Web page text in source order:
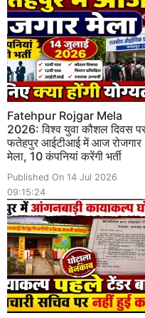
Fatehpur Rojgar Mela
2026: विश्व युवा कौशल दिवस
फतेहपुर आईटीआई में आज रोजगार
मेला, 10 कंपनियां करेंगी भर्ती
Published On 14 Jul 2026
09:15:24